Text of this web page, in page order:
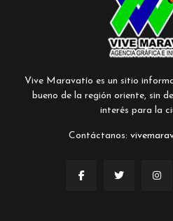
Vive Maravatío es un sitio
bueno de la región oriente, sin
interés para la
Contáctanos: